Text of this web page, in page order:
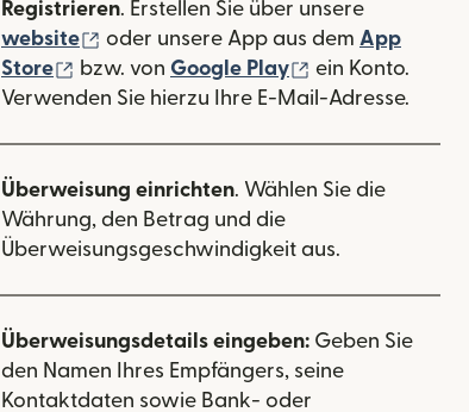
Registrieren. Erstellen Sie über unsere
website
(wird in einem neuen Fenster geöffnet)
oder unsere App aus dem App
Store
(wird in einem neuen Fenster geöffnet)
bzw. von Google Play (wird in einem
ein Konto.
Verwenden Sie hierzu Ihre E-Mail-Adresse.
Überweisung einrichten. Wählen Sie die
Währung, den Betrag und die
Überweisungsgeschwindigkeit aus.
Überweisungsdetails eingeben: Geben Sie
den Namen Ihres Empfängers, seine
Kontaktdaten sowie Bank- oder